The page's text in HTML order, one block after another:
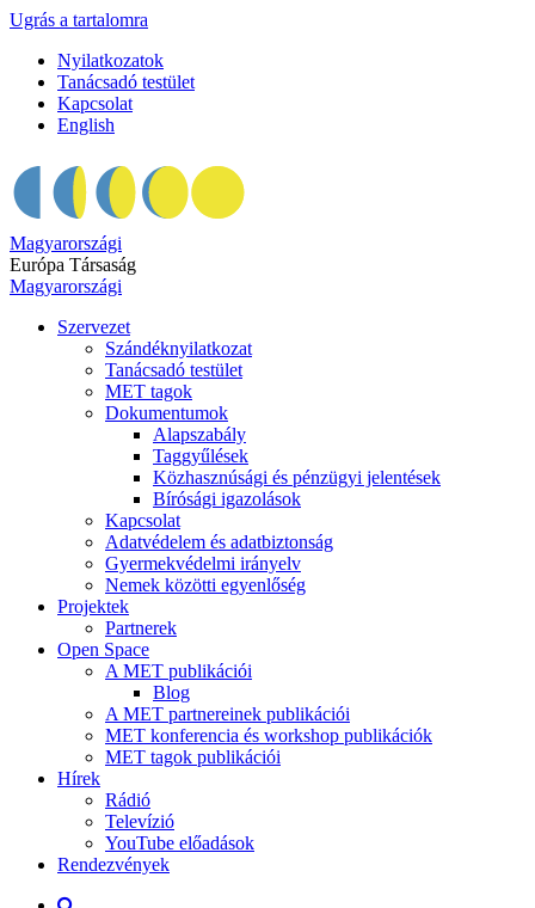
Ugrás a tartalomra
Nyilatkozatok
Tanácsadó testület
Kapcsolat
English
Magyarországi
Európa Társaság
Magyarországi
Szervezet
Szándéknyilatkozat
Tanácsadó testület
MET tagok
Dokumentumok
Alapszabály
Taggyűlések
Közhasznúsági és pénzügyi jelentések
Bírósági igazolások
Kapcsolat
Adatvédelem és adatbiztonság
Gyermekvédelmi irányelv
Nemek közötti egyenlőség
Projektek
Partnerek
Open Space
A MET publikációi
Blog
A MET partnereinek publikációi
MET konferencia és workshop publikációk
MET tagok publikációi
Hírek
Rádió
Televízió
YouTube előadások
Rendezvények